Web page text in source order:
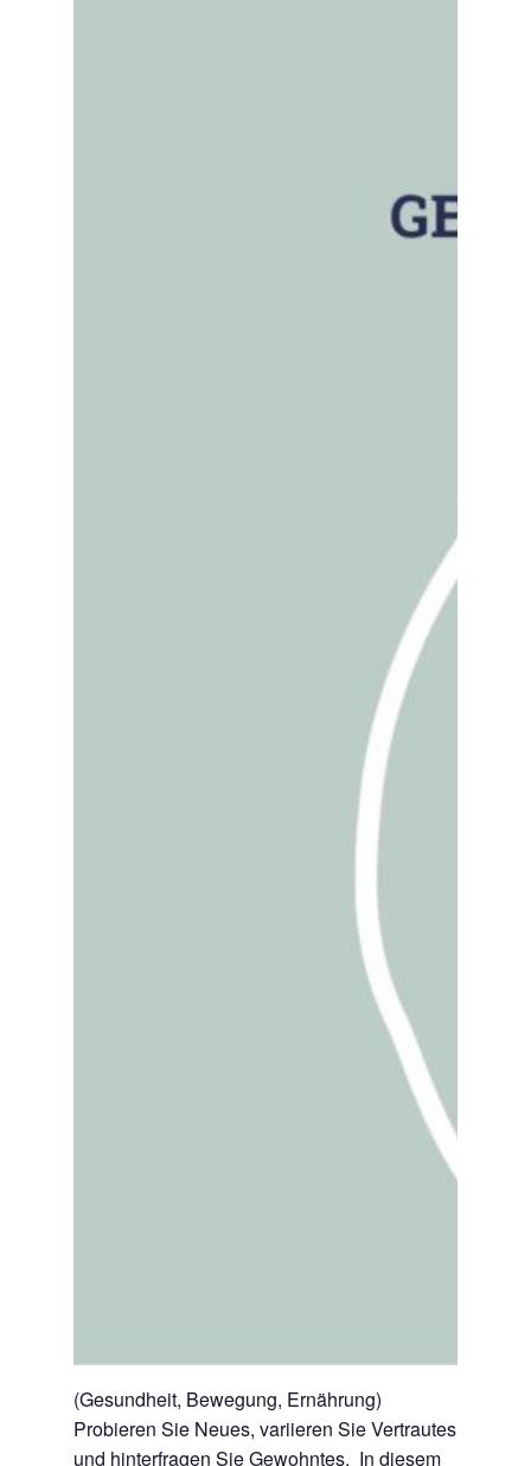
(Gesundheit, Bewegung, Ernährung)
Probieren Sie Neues, variieren Sie Vertrautes
und hinterfragen Sie Gewohntes. In diesem